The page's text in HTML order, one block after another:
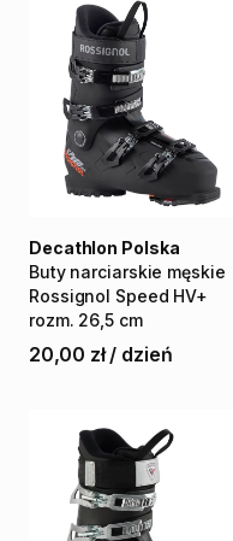
Buty narciarskie męskie
Rossignol Speed HV+
rozm. 26 ​,​5 cm
Decathlon Polska
20,00 zł / dzień